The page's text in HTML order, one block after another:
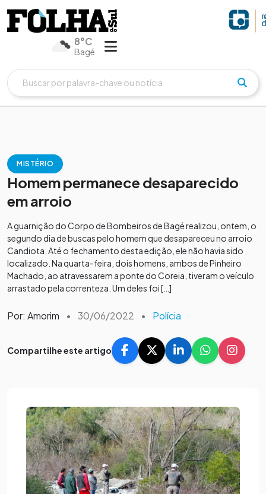
8°C
Bagé
MISTÉRIO
Homem permanece desaparecido
em arroio
A guarnição do Corpo de Bombeiros de Bagé realizou, ontem, o
segundo dia de buscas pelo homem que desapareceu no arroio
Candiota. Até o fechamento desta edição, ele não havia sido
localizado. Na quarta-feira, dois homens, ambos de Pinheiro
Machado, ao atravessarem a ponte do Coreia, tiveram o veículo
arrastado pela correnteza. Um deles foi […]
Por: Amorim • 30/06/2022 • Polícia
Compartilhe este artigo